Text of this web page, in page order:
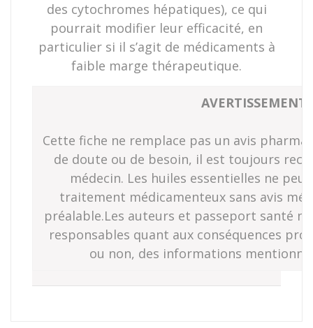
des cytochromes hépatiques), ce qui
pourrait modifier leur efficacité, en
particulier si il s’agit de médicaments à
faible marge thérapeutique.
AVERTISSEMENT :
Cette fiche ne remplace pas un avis
de doute ou de besoin, il est toujours
médecin. Les huiles essentielles ne
traitement médicamenteux sans avis
préalable.Les auteurs et passeport santé
responsables quant aux conséquences
ou non, des informations